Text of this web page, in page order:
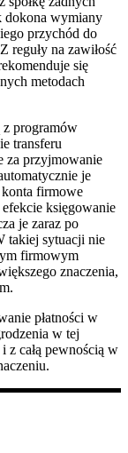
dokona wymiany
przychód do
reguły na zawiłość
się
metodach
z programów
transferu
za przyjmowanie
je
firmowe
księgowanie
je zaraz po
takiej sytuacji nie
firmowym
znaczenia,
płatności w
w tej
z całą pewnością w